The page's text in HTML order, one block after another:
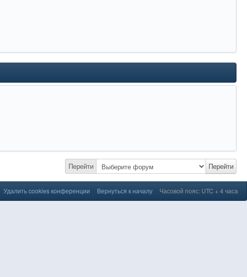
Перейти Перейти
Удалить cookies конференции Вернуться к началу Часовой пояс: UTC + 4 часа